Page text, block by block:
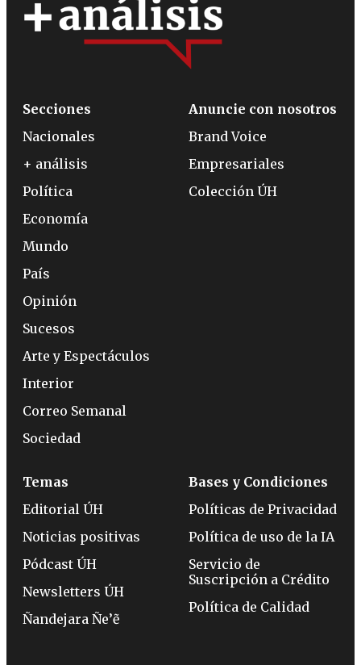
Secciones
Nacionales
+ análisis
Política
Economía
Mundo
País
Opinión
Sucesos
Arte y Espectáculos
Interior
Correo Semanal
Sociedad
Anuncie con nosotros
Brand Voice
Empresariales
Colección ÚH
Temas
Editorial ÚH
Noticias positivas
Pódcast ÚH
Newsletters ÚH
Ñandejara Ñe’ẽ
Bases y Condiciones
Políticas de Privacidad
Política de uso de la IA
Servicio de
Suscripción a Crédito
Política de Calidad